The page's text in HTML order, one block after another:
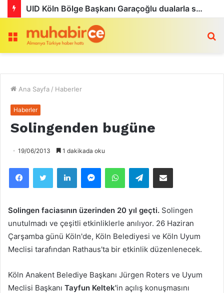
UID Köln Bölge Başkanı Garaçoğlu dualarla son yolculuğuna uğurlandı
Menü
Ana Sayfa / Haberler
Haberler
Solingenden bugüne
19/06/2013 1 dakikada oku
Telegram
Solingen faciasının üzerinden 20 yıl geçti. Solingen
unutulmadı ve çeşitli etkinliklerle anılıyor. 26 Haziran
Çarşamba günü Köln'de, Köln Belediyesi ve Köln Uyum
Meclisi tarafından Rathaus'ta bir etkinlik düzenlenecek.
Köln Anakent Belediye Başkanı Jürgen Roters ve Uyum
Meclisi Başkanı Tayfun Keltek'in açılış konuşmasını